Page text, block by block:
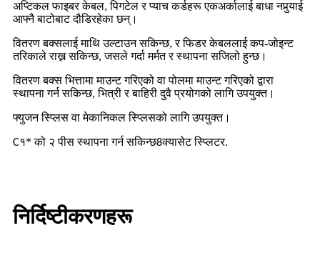
अप्टिकल फाइबर केबल, पिगटेल र प्याच कर्डहरू एकअर्कालाई बाधा नपुर्‍याई
आफ्नै बाटोबाट दौडिरहेका छन्।
वितरण बक्सलाई माथि उल्टाउन सकिन्छ, र फिडर केबललाई कप-जोइन्ट
तरिकाले राख्न सकिन्छ, जसले गर्दा मर्मत र स्थापना सजिलो हुन्छ।
वितरण बक्स भित्तामा माउन्ट गरिएको वा पोलमा माउन्ट गरिएको द्वारा
स्थापना गर्न सकिन्छ, भित्री र बाहिरी दुवै प्रयोगको लागि उपयुक्त।
फ्युजन स्प्लिस वा मेकानिकल स्प्लिसको लागि उपयुक्त।
C१* को २ पीस स्थापना गर्न सकिन्छ8क्यासेट स्प्लिटर.
निर्दिष्टीकरणहरू